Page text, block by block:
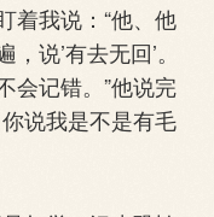
我说：“他、他
说’有去无回’。
会记错。”他说完
说我是不是有毛